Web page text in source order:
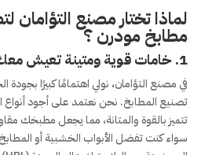
لماذا تختار مصنع
مطابخ مودرن ؟
1. خامات قوية ومتينة تعيش معك سنين طويلة
في مصنع التؤامان، نولي اهتمامًا كبيرًا
تصنيع المطابخ. نحن نعتمد على أجود أنواع
تتميز بالقوة والمتانة، مما يجعل مطبخك
سواء كنت تفضل الأبواب الخشبية أو